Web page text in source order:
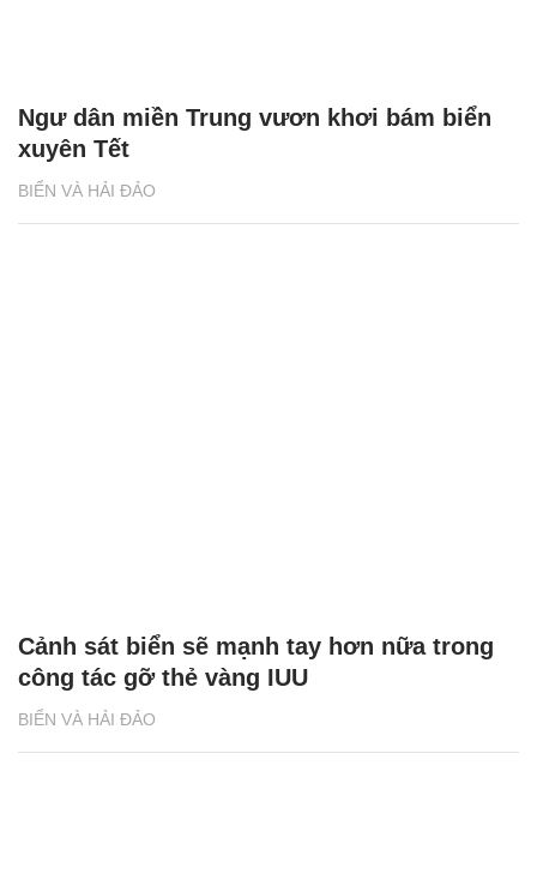
BIỂN VÀ HẢI ĐẢO
Ngư dân miền Trung vươn khơi bám biển
xuyên Tết
BIỂN VÀ HẢI ĐẢO
Cảnh sát biển sẽ mạnh tay hơn nữa trong
công tác gỡ thẻ vàng IUU